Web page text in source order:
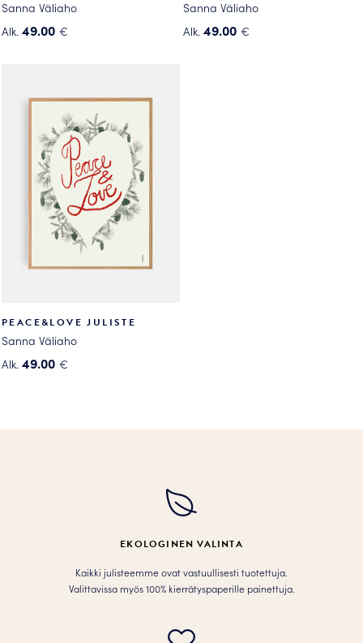
Sanna Väliaho
Alk. 49.00 €
useampi
muunnelma.
valinnat
tuotteen
Sanna Väliaho
Alk. 49.00 €
PEACE&LOVE JULISTE
Sanna Väliaho
Alk. 49.00 €
EKOLOGINEN VALINTA
Kaikki julisteemme ovat vastuullisesti tuotettuja.
Valittavissa myös 100% kierrätyspaperille painettuja.